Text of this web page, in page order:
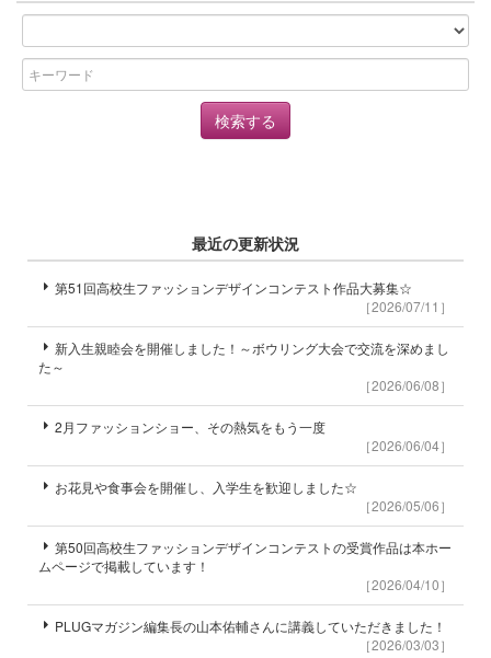
最近の更新状況
第51回高校生ファッションデザインコンテスト作品大募集☆
［2026/07/11］
新入生親睦会を開催しました！～ボウリング大会で交流を深めまし
た～
［2026/06/08］
2月ファッションショー、その熱気をもう一度
［2026/06/04］
お花見や食事会を開催し、入学生を歓迎しました☆
［2026/05/06］
第50回高校生ファッションデザインコンテストの受賞作品は本ホー
ムページで掲載しています！
［2026/04/10］
PLUGマガジン編集長の山本佑輔さんに講義していただきました！
［2026/03/03］